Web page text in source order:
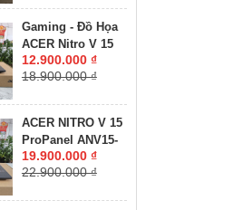
Gaming - Đồ Họa
ACER Nitro V 15
ANV15-41-R2UP
Máy LikeNew-Bảo
16GB SSD 512GB
RTX 2050 4GB
GDDR6 MÀN HÌNH
12.900.000 ₫
18.900.000 ₫
ACER NITRO V 15
ProPanel ANV15-
41-R7CR Máy
LikeNew-Còn Bảo
19.900.000 ₫
22.900.000 ₫